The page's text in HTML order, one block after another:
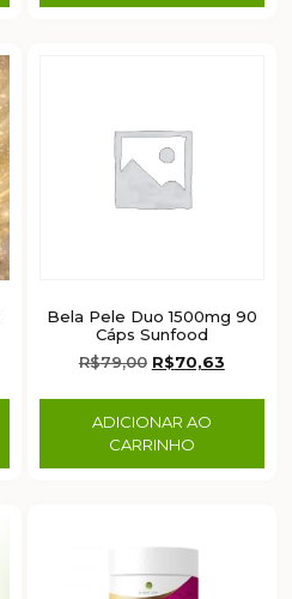
Bela Pele Duo 1500mg 90
Cáps Sunfood
R$79,00 R$70,63
ADICIONAR AO
CARRINHO